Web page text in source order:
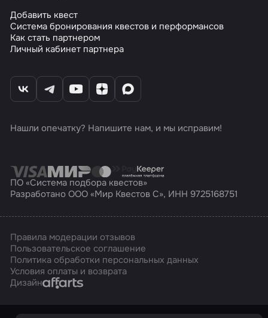
Добавить квест
Система бронирования квестов и перформансов
Как стать партнером
Личный кабинет партнера
Нашли опечатку? Напишите нам, и мы исправим!
ПО «Система подбора квестов»
Разработано ООО «Мир Квестов С», ИНН 9725168751
Правила модерации отзывов
Пользовательское соглашение
Политика обработки персональных данных
Условия оплаты и возврата
ДизайнAffarts